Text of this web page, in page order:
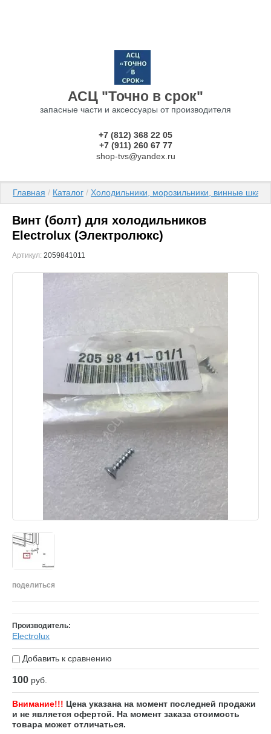
АСЦ "Точно в срок"
запасные части и аксессуары от производителя
+7 (812) 368 22 05
+7 (911) 260 67 77
shop-tvs@yandex.ru
Главная / Каталог / Холодильники, морозильники, винные
Винт (болт) для холодильников
Electrolux (Электролюкс)
Артикул: 2059841011
поделиться
Производитель:
Electrolux
Добавить к сравнению
100 руб.
Внимание!!! Цена указана на момент последней продажи
и не является офертой. На момент заказа стоимость
товара может отличаться.